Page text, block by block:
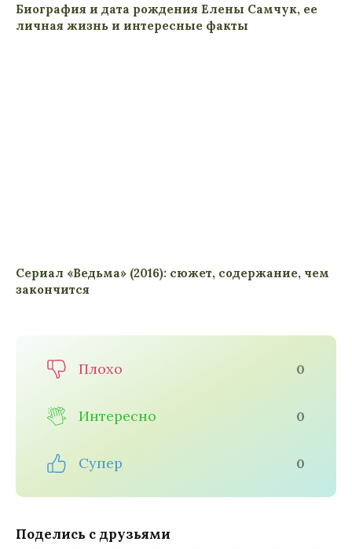
Биография и дата рождения Елены Самчук, ее
личная жизнь и интересные факты
Сериал «Ведьма» (2016): сюжет, содержание, чем
закончится
Плохо 0
Интересно 0
Супер 0
Поделись с друзьями